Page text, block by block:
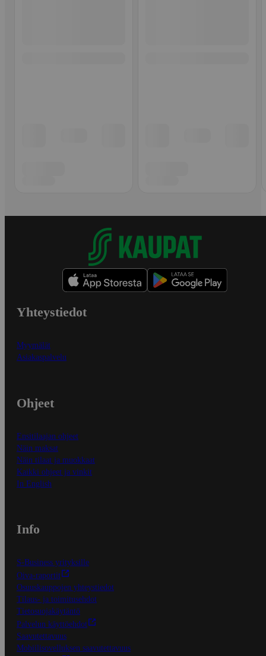
Yhteystiedot
Myymälät
Asiakaspalvelu
Ohjeet
Ensitilaajan ohjeet
Näin maksat
Näin tilaat ja muokkaat
Kaikki ohjeet ja vinkit
In English
Info
S-Business yrityksille
Oiva-raportit
Osuuskauppojen yhteystiedot
Tilaus- ja toimitusehdot
Tietosuojakäytäntö
Palvelun käyttöehdot
Saavutettavuus
Mobiilisovelluksen saavutettavuus